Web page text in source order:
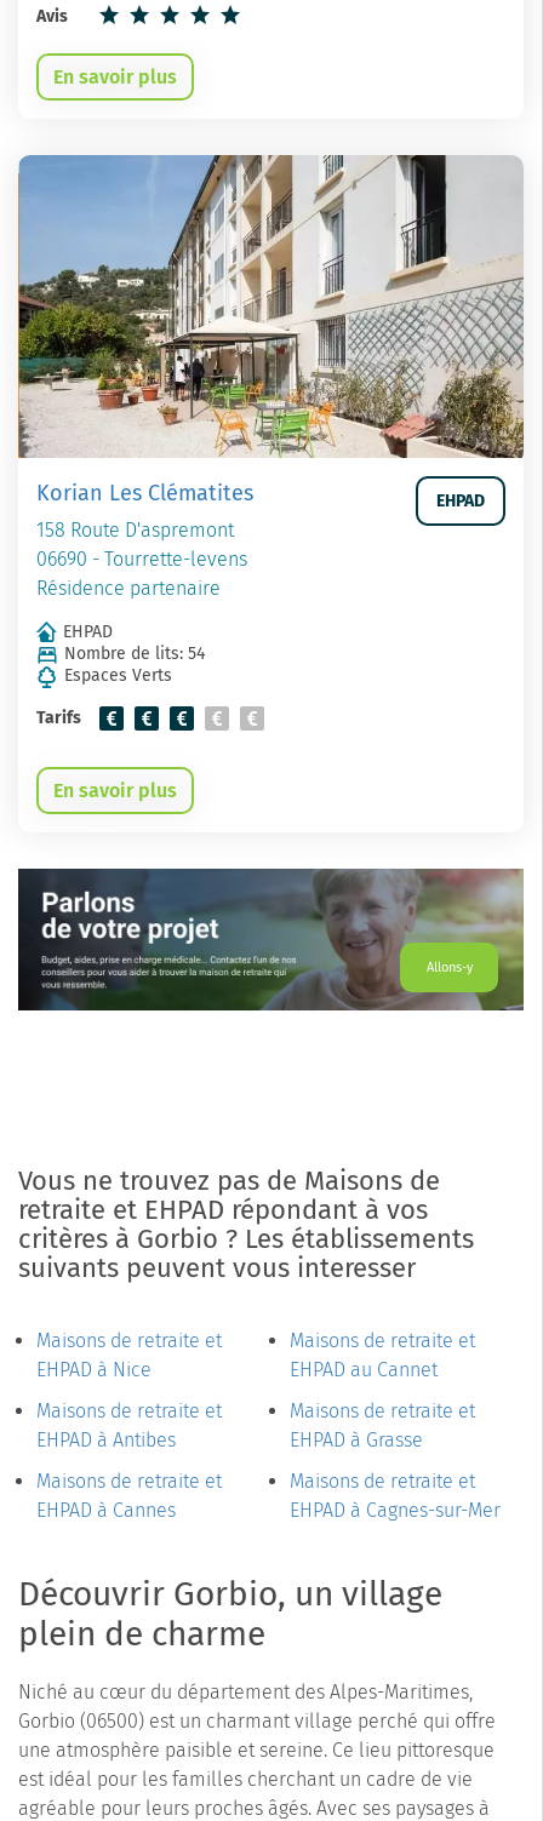
Avis
En savoir plus
Korian Les Clématites
158 Route D'aspremont
06690 - Tourrette-levens
Résidence partenaire
EHPAD
EHPAD
Nombre de lits: 54
Espaces Verts
Tarifs
En savoir plus
Allons-y
Vous ne trouvez pas de Maisons de
retraite et EHPAD répondant à vos
critères à Gorbio ? Les établissements
suivants peuvent vous interesser
Maisons de retraite et
EHPAD à Nice
Maisons de retraite et
EHPAD à Antibes
Maisons de retraite et
EHPAD à Cannes
Maisons de retraite et
EHPAD au Cannet
Maisons de retraite et
EHPAD à Grasse
Maisons de retraite et
EHPAD à Cagnes-sur-Mer
Découvrir Gorbio, un village
plein de charme
Niché au cœur du département des Alpes-Maritimes,
Gorbio (06500) est un charmant village perché qui offre
une atmosphère paisible et sereine. Ce lieu pittoresque
est idéal pour les familles cherchant un cadre de vie
agréable pour leurs proches âgés. Avec ses paysages à